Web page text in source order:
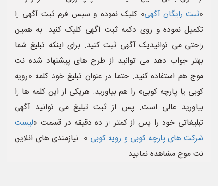
«ثبت رایگان آگهی» کلیک نموده و سپس فرم ثبت آگهی را
تکمیل نموده و روی دکمه ثبت آگهی کلیک کنید. به همین
راحتی می توانیدیک آگهی ثبت کنید. برای اینکه تبلیغ شما
بهتر جواب دهد می توانید از طرح های پیشنهاد شده نت
موج هم استفاده کنید. حتما در عنوان تبلیغ خود کلمه «رویه
کوبی یا پارچه کوبی» را هم بیاورید. هریکی از این کلمه ها را
بیاورید عالی است. پس از ثبت تبلیغ می توانید آگهی
تبلیغاتی خود را پس از کمتر از ده دقیقه در قسمت «لیست
شرکت های پارچه کوبی و رویه کوبی » نیازمندی های آنلاین
نت موج مشاهده نمایید.